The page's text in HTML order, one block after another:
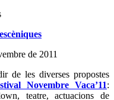
de 2011
de les diverses propostes
Novembre Vaca’11:
teatre, actuacions de